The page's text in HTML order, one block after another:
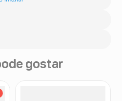
gostar